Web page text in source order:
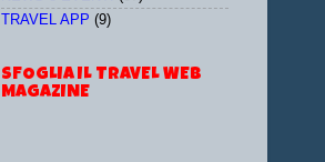
TRAVEL APP (9)
SFOGLIA IL TRAVEL WEB
MAGAZINE